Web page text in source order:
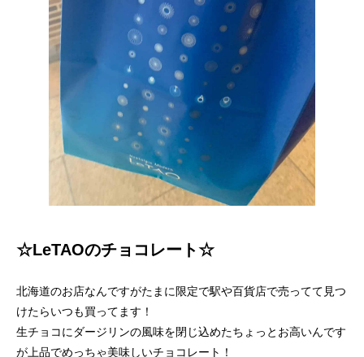
☆LeTAOのチョコレート☆
北海道のお店なんですがたまに限定で駅や百貨店で売ってて見つ
けたらいつも買ってます！
生チョコにダージリンの風味を閉じ込めたちょっとお高いんです
が上品でめっちゃ美味しいチョコレート！